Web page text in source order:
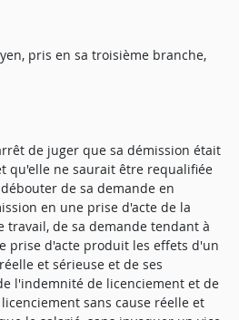
pris en sa troisième branche,
de juger que sa démission était
qu'elle ne saurait être requalifiée
de sa demande en
en une prise d'acte de la
travail, de sa demande tendant à
prise d'acte produit les effets d'un
et sérieuse et de ses
l'indemnité de licenciement et de
sans cause réelle et